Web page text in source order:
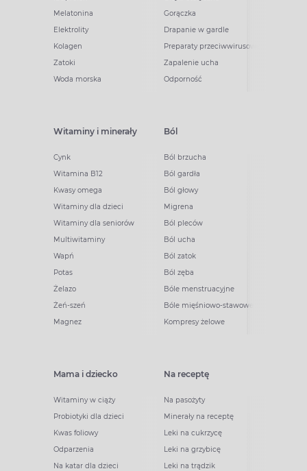
Melatonina
Elektrolity
Kolagen
Zatoki
Woda morska
Gorączka
Drapanie w gardle
Preparaty przeciwwirusowe
Zapalenie ucha
Odporność
Witaminy i minerały
Cynk
Witamina B12
Kwasy omega
Witaminy dla dzieci
Witaminy dla seniorów
Multiwitaminy
Wapń
Potas
Żelazo
Żeń-szeń
Magnez
Ból
Ból brzucha
Ból gardła
Ból głowy
Migrena
Ból pleców
Ból ucha
Ból zatok
Ból zęba
Bóle menstruacyjne
Bóle mięśniowo-stawowe
Kompresy żelowe
Mama i dziecko
Witaminy w ciąży
Probiotyki dla dzieci
Kwas foliowy
Odparzenia
Na katar dla dzieci
Na receptę
Na pasożyty
Minerały na receptę
Leki na cukrzycę
Leki na grzybicę
Leki na trądzik